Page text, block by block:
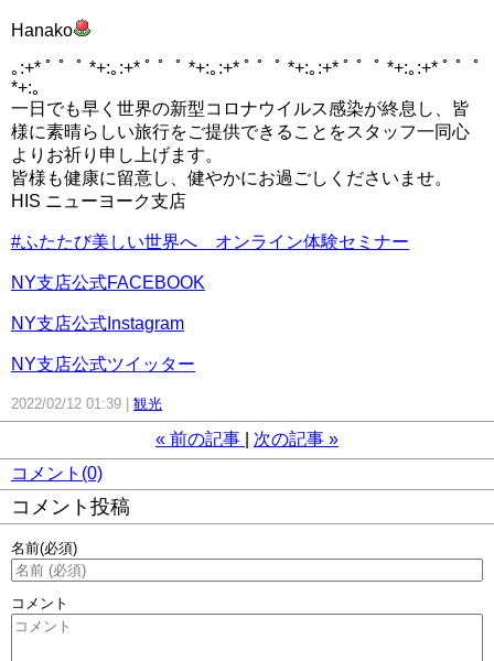
Hanako
｡:+* ﾟ ゜ﾟ *+:｡:+* ﾟ ゜ﾟ *+:｡:+* ﾟ ゜ﾟ *+:｡:+* ﾟ ゜ﾟ *+:｡:+* ﾟ ゜ﾟ
*+:｡
一日でも早く世界の新型コロナウイルス感染が終息し、皆
様に素晴らしい旅行をご提供できることをスタッフ一同心
よりお祈り申し上げます。
皆様も健康に留意し、健やかにお過ごしくださいませ。
HIS ニューヨーク支店
#ふたたび美しい世界へ オンライン体験セミナー
NY支店公式FACEBOOK
NY支店公式Instagram
NY支店公式ツイッター
2022/02/12 01:39 観光
« 前の記事 次の記事 »
コメント(0)
コメント投稿
名前(必須)
コメント